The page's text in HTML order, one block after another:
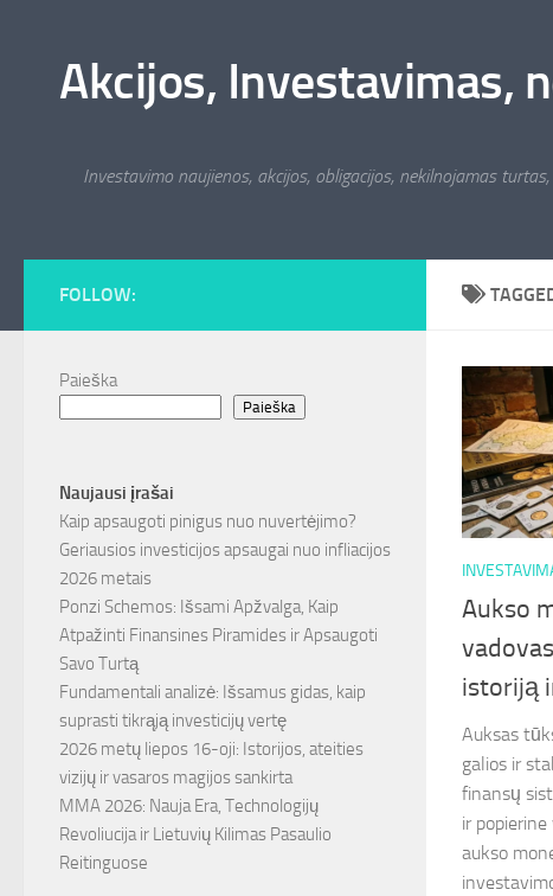
Akcijos, Investavimas,
Investavimo naujienos, akcijos, obligacijos, nekilnojamas
Aukso
istoriją
Auksas
galios ir
finansų
ir
aukso
FOLLOW:
Paieška
Paieška
Naujausi įrašai
Kaip apsaugoti pinigus nuo nuvertėjimo?
Geriausios investicijos apsaugai nuo infliacijos
2026 metais
Ponzi Schemos: Išsami Apžvalga, Kaip
Atpažinti Finansines Piramides ir Apsaugoti
Savo Turtą
Fundamentali analizė: Išsamus gidas, kaip
suprasti tikrąją investicijų vertę
2026 metų liepos 16-oji: Istorijos, ateities
vizijų ir vasaros magijos sankirta
MMA 2026: Nauja Era, Technologijų
Revoliucija ir Lietuvių Kilimas Pasaulio
Reitinguose